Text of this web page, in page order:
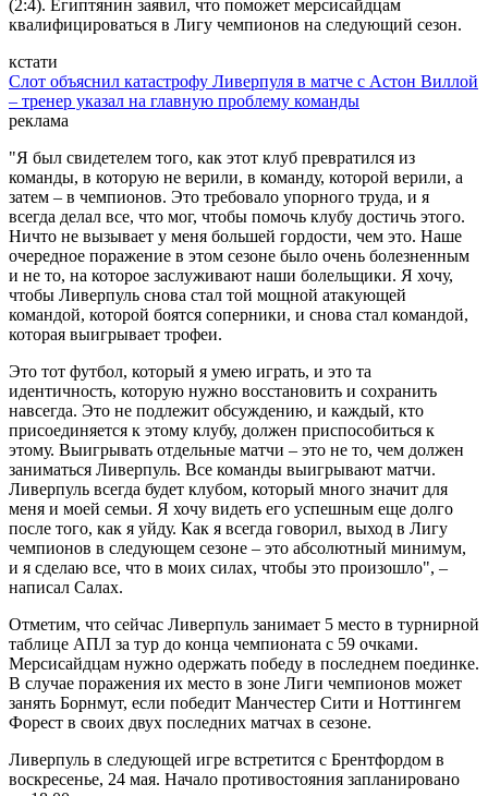
(2:4). Египтянин заявил, что поможет мерсисайдцам
квалифицироваться в Лигу чемпионов на следующий сезон.
кстати
Слот объяснил катастрофу Ливерпуля в матче с Астон Виллой
– тренер указал на главную проблему команды
реклама
"Я был свидетелем того, как этот клуб превратился из
команды, в которую не верили, в команду, которой верили, а
затем – в чемпионов. Это требовало упорного труда, и я
всегда делал все, что мог, чтобы помочь клубу достичь этого.
Ничто не вызывает у меня большей гордости, чем это. Наше
очередное поражение в этом сезоне было очень болезненным
и не то, на которое заслуживают наши болельщики. Я хочу,
чтобы Ливерпуль снова стал той мощной атакующей
командой, которой боятся соперники, и снова стал командой,
которая выигрывает трофеи.
Это тот футбол, который я умею играть, и это та
идентичность, которую нужно восстановить и сохранить
навсегда. Это не подлежит обсуждению, и каждый, кто
присоединяется к этому клубу, должен приспособиться к
этому. Выигрывать отдельные матчи – это не то, чем должен
заниматься Ливерпуль. Все команды выигрывают матчи.
Ливерпуль всегда будет клубом, который много значит для
меня и моей семьи. Я хочу видеть его успешным еще долго
после того, как я уйду. Как я всегда говорил, выход в Лигу
чемпионов в следующем сезоне – это абсолютный минимум,
и я сделаю все, что в моих силах, чтобы это произошло", –
написал Салах.
Отметим, что сейчас Ливерпуль занимает 5 место в турнирной
таблице АПЛ за тур до конца чемпионата с 59 очками.
Мерсисайдцам нужно одержать победу в последнем поединке.
В случае поражения их место в зоне Лиги чемпионов может
занять Борнмут, если победит Манчестер Сити и Ноттингем
Форест в своих двух последних матчах в сезоне.
Ливерпуль в следующей игре встретится с Брентфордом в
воскресенье, 24 мая. Начало противостояния запланировано